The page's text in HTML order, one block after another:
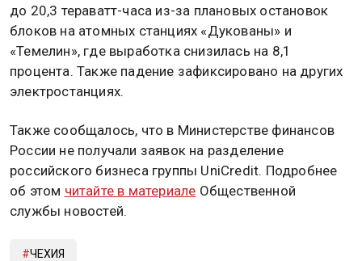
до 20,3 тераватт-часа из-за плановых остановок
блоков на атомных станциях «Дукованы» и
«Темелин», где выработка снизилась на 8,1
процента. Также падение зафиксировано на других
электростанциях.
Также сообщалось, что в Министерстве финансов
России не получали заявок на разделение
российского бизнеса группы UniCredit. Подробнее
об этом читайте в материале Общественной
службы новостей.
ЧЕХИЯ